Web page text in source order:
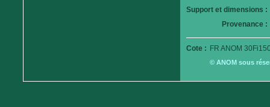
Support et dimensions :
Provenance :
Cote : FR ANOM
© ANOM sous